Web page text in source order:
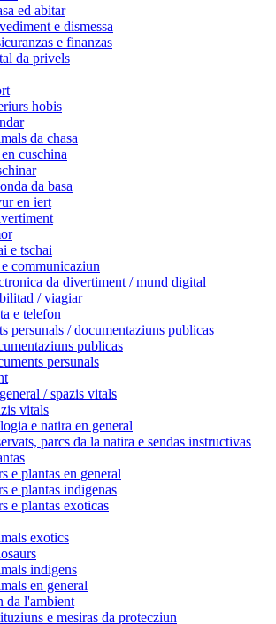
ed abitar
e dismessa
e finanzas
da privels
hobis
da chasa
cuschina
da basa
en iert
e tschai
communicaziun
da divertiment / mund digital
/ viagiar
e telefon
persunals / documentaziuns publicas
publicas
persunals
/ spazis vitals
vitals
e natira en general
parcs da la natira e sendas instructivas
e plantas en general
e plantas indigenas
e plantas exoticas
exotics
indigens
en general
da l'ambient
e mesiras da protecziun